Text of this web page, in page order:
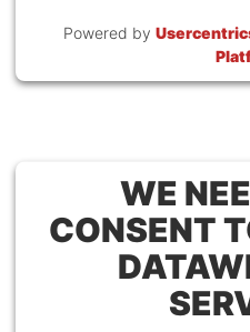
Powered by
WE
CONSENT